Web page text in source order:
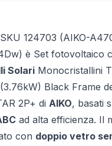
124703 (AIKO-
è Set fotovoltaico
Solari Monocristallini
(3.76kW) Black Frame
2P+ di AIKO, basati
ad alta efficienza. Il
con doppio vetro